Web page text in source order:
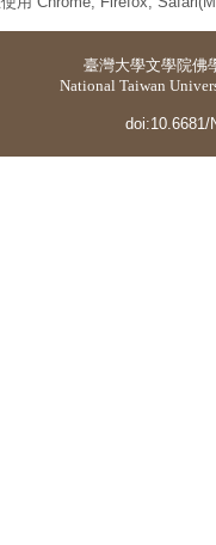
臺灣大學文學院佛
National Taiwan
doi:10.6681/